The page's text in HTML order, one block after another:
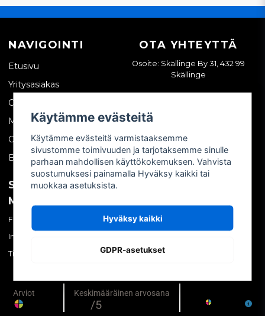
NAVIGOINTI
Etusivu
Yritysasiakas
Ota yhteyttä
Meistä
Ostoehdot
Blogi
OTA YHTEYTTÄ
Osoite: Skällinge By 31, 432 99
Skällinge
SOSIAALINEN
MEDIA
Facebook
Instagram
TikTok
Kirjaudu sisään
Käytämme evästeitä
Käytämme evästeitä varmistaaksemme
sivustomme toimivuuden ja tarjotaksemme sinulle
parhaan mahdollisen käyttökokemuksen. Vahvista
suostumuksesi painamalla Hyväksy kaikki tai
muokkaa asetuksista.
Hyväksy kaikki
GDPR-asetukset